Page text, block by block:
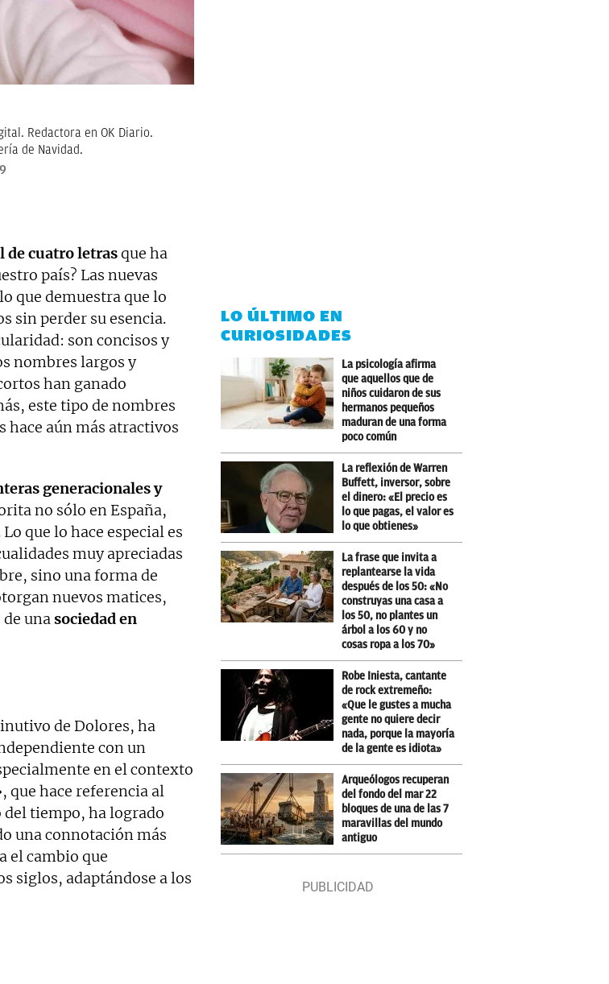
Redactora en OK Diario.
de Navidad.
de cuatro letrasque ha
país? Las nuevas
que demuestra que lo
sin perder su esencia.
son concisos y
nombres largos y
han ganado
este tipo de nombres
aún más atractivos
generacionales y
no sólo en España,
Lo que lo hace especial es
muy apreciadas
sino una forma de
nuevos matices,
unasociedad en
de Dolores, ha
con un
en el contexto
que hace referencia al
tiempo, ha logrado
una connotación más
el cambio que
siglos, adaptándose a los
LO ÚLTIMO EN
CURIOSIDADES
La psicología afirma
que aquellos que de
niños cuidaron de sus
hermanos pequeños
maduran de una forma
poco común
La reflexión de Warren
Buffett, inversor, sobre
el dinero: «El precio es
lo que pagas, el valor es
lo que obtienes»
La frase que invita a
replantearse la vida
después de los 50: «No
construyas una casa a
los 50, no plantes un
árbol a los 60 y no
cosas ropa a los 70»
Robe Iniesta, cantante
de rock extremeño:
«Que le gustes a mucha
gente no quiere decir
nada, porque la mayoría
de la gente es idiota»
Arqueólogos recuperan
del fondo del mar 22
bloques de una de las 7
maravillas del mundo
antiguo